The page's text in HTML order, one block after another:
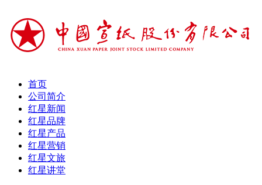
首页
公司简介
红星新闻
红星品牌
红星产品
红星营销
红星文旅
红星讲堂